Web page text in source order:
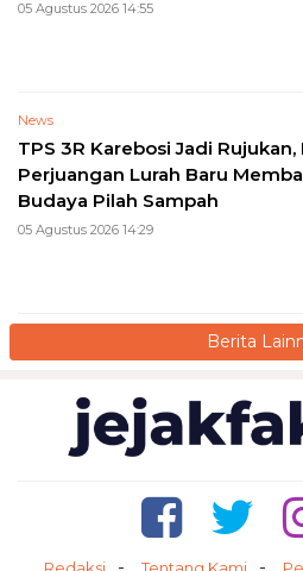
05 Agustus 2026 14:55
News
TPS 3R Karebosi Jadi
Perjuangan Lurah Baru
Budaya Pilah Sampah
05 Agustus 2026 14:29
Berita
Redaksi Tentang Kami